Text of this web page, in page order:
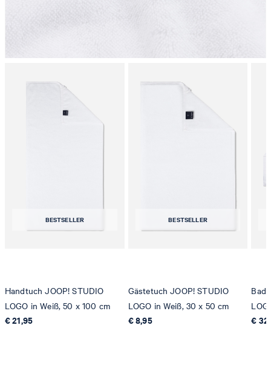
BESTSELLER
Handtuch JOOP! STUDIO
LOGO in Weiß, 50 x 100 cm
€ 21,95
BESTSELLER
Gästetuch JOOP! STUDIO
LOGO in Weiß, 30 x 50 cm
€ 8,95
€